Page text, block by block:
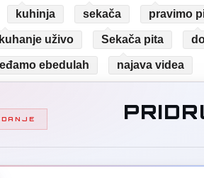
kuhinja sekača pravimo
kuhanje uživo Sekača pita
ebedulah najava videa